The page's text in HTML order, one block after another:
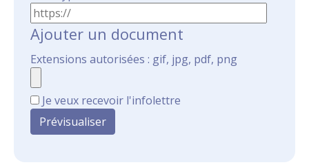
Ajouter un document
Extensions autorisées : gif, jpg, pdf, png
Je veux recevoir l'infolettre